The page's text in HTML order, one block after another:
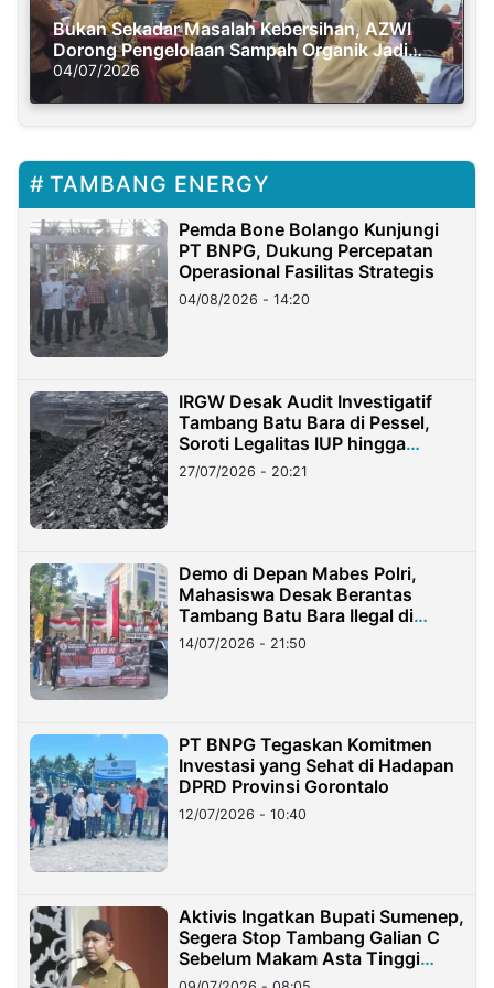
Bukan Sekadar Masalah Kebersihan, AZWI
Dorong Pengelolaan Sampah Organik Jadi
Solusi Krisis Iklim
04/07/2026
TAMBANG ENERGY
Pemda Bone Bolango Kunjungi
PT BNPG, Dukung Percepatan
Operasional Fasilitas Strategis
04/08/2026 - 14:20
IRGW Desak Audit Investigatif
Tambang Batu Bara di Pessel,
Soroti Legalitas IUP hingga
Stockpile
27/07/2026 - 20:21
Demo di Depan Mabes Polri,
Mahasiswa Desak Berantas
Tambang Batu Bara Ilegal di
Lampung
14/07/2026 - 21:50
PT BNPG Tegaskan Komitmen
Investasi yang Sehat di Hadapan
DPRD Provinsi Gorontalo
12/07/2026 - 10:40
Aktivis Ingatkan Bupati Sumenep,
Segera Stop Tambang Galian C
Sebelum Makam Asta Tinggi
Longsor